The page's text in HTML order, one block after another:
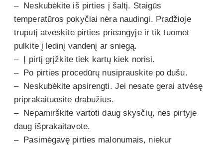
– Neskubėkite iš pirties į šaltį. Staigūs
temperatūros pokyčiai nėra naudingi. Pradžioje
truputį atvėskite pirties prieangyje ir tik tuomet
pulkite į ledinį vandenį ar sniegą.
– Į pirtį grįžkite tiek kartų kiek norisi.
– Po pirties procedūrų nusiprauskite po dušu.
– Neskubėkite apsirengti. Jei nesate gerai atvėsę
priprakaituosite drabužius.
– Nepamirškite vartoti daug skysčių, nes pirtyje
daug išprakaitavote.
– Pasimėgavę pirties malonumais, niekur